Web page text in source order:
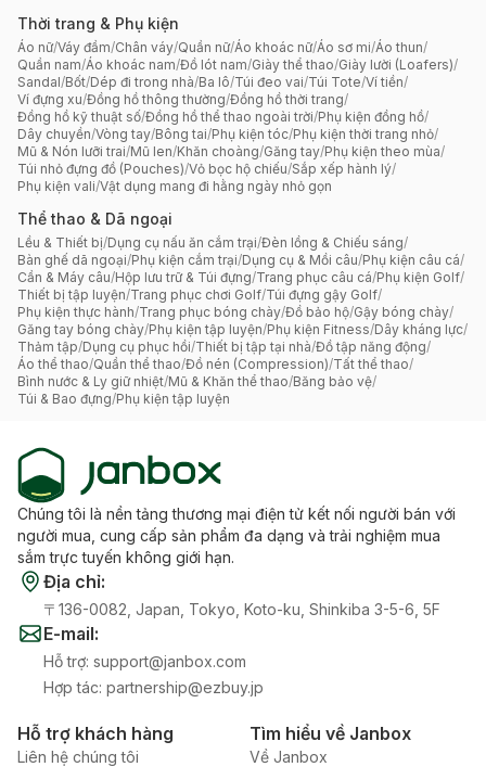
Thời trang & Phụ kiện
Áo nữ/Váy đầm/Chân váy/Quần nữ/Áo khoác nữ/Áo sơ mi/Áo thun/
Quần nam/Áo khoác nam/Đồ lót nam/Giày thể thao/Giày lười (Loafers)/
Sandal/Bốt/Dép đi trong nhà/Ba lô/Túi đeo vai/Túi Tote/Ví tiền/
Ví đựng xu/Đồng hồ thông thường/Đồng hồ thời trang/
Đồng hồ kỹ thuật số/Đồng hồ thể thao ngoài trời/Phụ kiện đồng hồ/
Dây chuyền/Vòng tay/Bông tai/Phụ kiện tóc/Phụ kiện thời trang nhỏ/
Mũ & Nón lưỡi trai/Mũ len/Khăn choàng/Găng tay/Phụ kiện theo mùa/
Túi nhỏ đựng đồ (Pouches)/Vỏ bọc hộ chiếu/Sắp xếp hành lý/
Phụ kiện vali/Vật dụng mang đi hằng ngày nhỏ gọn
Thể thao & Dã ngoại
Lều & Thiết bị/Dụng cụ nấu ăn cắm trại/Đèn lồng & Chiếu sáng/
Bàn ghế dã ngoại/Phụ kiện cắm trại/Dụng cụ & Mồi câu/Phụ kiện câu cá/
Cần & Máy câu/Hộp lưu trữ & Túi đựng/Trang phục câu cá/Phụ kiện Golf/
Thiết bị tập luyện/Trang phục chơi Golf/Túi đựng gậy Golf/
Phụ kiện thực hành/Trang phục bóng chày/Đồ bảo hộ/Gậy bóng chày/
Găng tay bóng chày/Phụ kiện tập luyện/Phụ kiện Fitness/Dây kháng lực/
Thảm tập/Dụng cụ phục hồi/Thiết bị tập tại nhà/Đồ tập năng động/
Áo thể thao/Quần thể thao/Đồ nén (Compression)/Tất thể thao/
Bình nước & Ly giữ nhiệt/Mũ & Khăn thể thao/Băng bảo vệ/
Túi & Bao đựng/Phụ kiện tập luyện
Chúng tôi là nền tảng thương mại điện tử kết nối người bán với
người mua, cung cấp sản phẩm đa dạng và trải nghiệm mua
sắm trực tuyến không giới hạn.
Địa chỉ:
〒136-0082, Japan, Tokyo, Koto-ku, Shinkiba 3-5-6, 5F
E-mail:
Hỗ trợ: support@janbox.com
Hợp tác: partnership@ezbuy.jp
Hỗ trợ khách hàng
Liên hệ chúng tôi
Tìm hiểu về Janbox
Về Janbox